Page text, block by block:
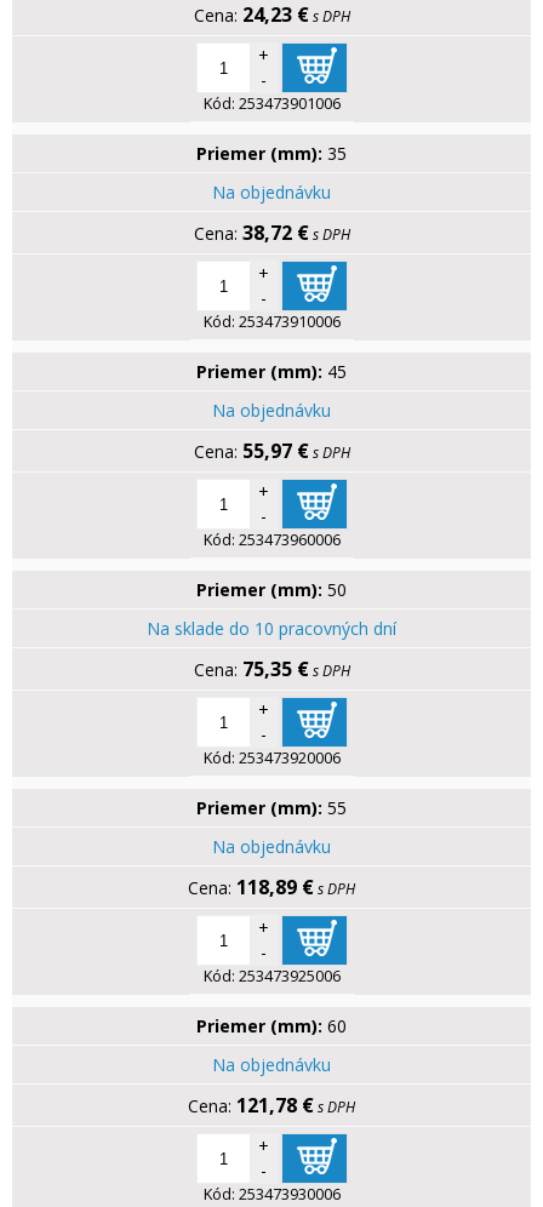
24,23 € s DPH
+
-
Kód: 253473901006
Priemer (mm): 35
Na objednávku
38,72 € s DPH
+
-
Kód: 253473910006
Priemer (mm): 45
Na objednávku
55,97 € s DPH
+
-
Kód: 253473960006
Priemer (mm): 50
Na sklade do 10 pracovných dní
75,35 € s DPH
+
-
Kód: 253473920006
Priemer (mm): 55
Na objednávku
118,89 €s DPH
+
-
Kód: 253473925006
Priemer (mm): 60
Na objednávku
121,78 €s DPH
+
-
Kód: 253473930006